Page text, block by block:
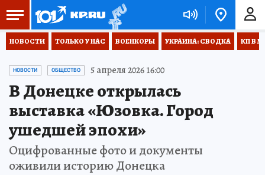
НОВОСТИ ТОЛЬКО У НАС ВОЕНКОРЫ УКРАИНА: СВОДКА КП В
НОВОСТИ ОБЩЕСТВО 5 апреля 2026 16:00
В Донецке открылась
выставка «Юзовка. Город
ушедшей эпохи»
Оцифрованные фото и документы
оживили историю Донецка